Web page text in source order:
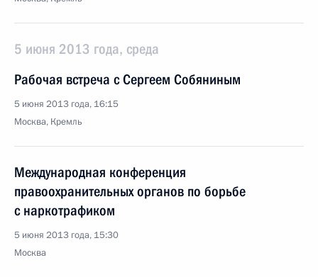
5 июня 2013 года, среда
Рабочая встреча с Сергеем Собяниным
5 июня 2013 года, 16:15
Москва, Кремль
Международная конференция
правоохранительных органов по борьбе
с наркотрафиком
5 июня 2013 года, 15:30
Москва